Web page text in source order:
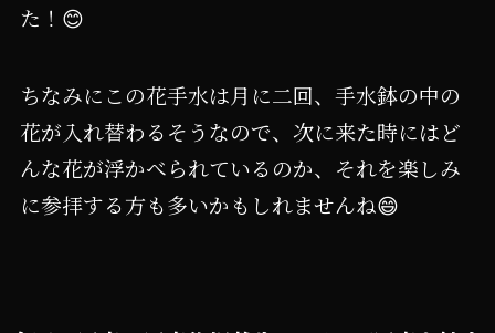
た！😊
ちなみにこの花手水は月に二回、手水鉢の中の
花が入れ替わるそうなので、次に来た時にはど
んな花が浮かべられているのか、それを楽しみ
に参拝する方も多いかもしれませんね😄